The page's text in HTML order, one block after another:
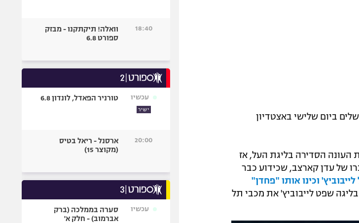
ביום שלישי באצטדיון
העונה הסדירה בליגת העל, אז
לעברו של עדן קארצב, שכידוע כבר
וכינו אותו "פחדן"
שפט לייבוביץ' את מכבי תל
18:40
וואלה! תיקתקנו - מבזק
ספורט 6.8
עכשיו
ישיר
טורניר הפאדל, לונדון 6.8
20:00
ארסנל - ריאל בטיס
(מקוצר 15)
עכשיו
סערה בממלכה (ברק
אברמוב) - חלק א'